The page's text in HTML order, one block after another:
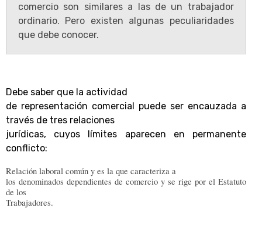
comercio son similares a las de un trabajador
ordinario. Pero existen algunas peculiaridades
que debe conocer.
Debe saber que la actividad
de representación comercial puede ser encauzada a
través de tres relaciones
jurídicas, cuyos límites aparecen en permanente
conflicto:
Relación laboral común y es la que caracteriza a
los denominados dependientes de comercio y se rige por el Estatuto
de los
Trabajadores.